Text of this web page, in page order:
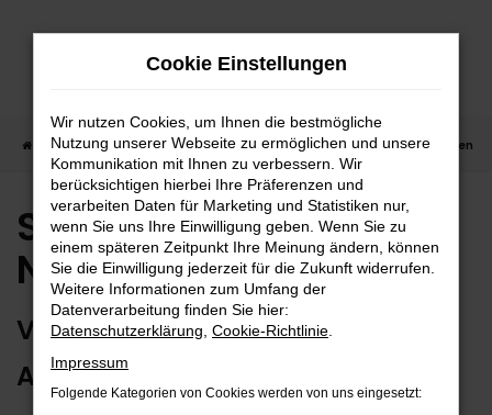
Zum
Startseite Suzuki Suzuki Across Suzuki Across Neuwagen kaufen
Suzuki Across
Neuwagen kaufen
VORHANG AUF FÜR DEN SUZUKI
ACROSS NEUWAGEN
Cookie Einstellungen
Wir nutzen Cookies, um Ihnen die bestmögliche
Nutzung unserer Webseite zu ermöglichen und unsere
Kommunikation mit Ihnen zu verbessern. Wir
berücksichtigen hierbei Ihre Präferenzen und
verarbeiten Daten für Marketing und Statistiken nur,
wenn Sie uns Ihre Einwilligung geben. Wenn Sie zu
einem späteren Zeitpunkt Ihre Meinung ändern, können
Sie die Einwilligung jederzeit für die Zukunft widerrufen.
Weitere Informationen zum Umfang der
Datenverarbeitung finden Sie hier:
Datenschutzerklärung Cookie-Richtlinie
Impressum
Folgende Kategorien von Cookies werden von uns eingesetzt: